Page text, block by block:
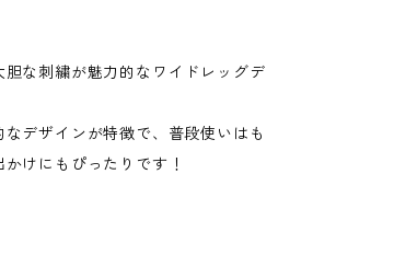
な刺繍が魅力的なワイドレッグデ
デザインが特徴で、普段使いはも
けにもぴったりです！